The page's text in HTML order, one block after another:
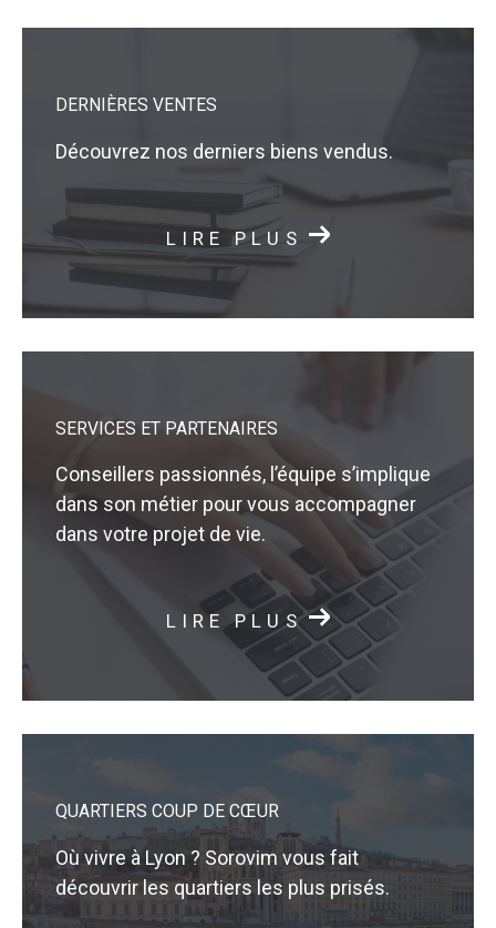
DERNIÈRES VENTES
Découvrez nos derniers biens vendus.
LIRE PLUS
SERVICES ET PARTENAIRES
Conseillers passionnés, l’équipe s’implique
dans son métier pour vous accompagner
dans votre projet de vie.
LIRE PLUS
QUARTIERS COUP DE CŒUR
Où vivre à Lyon ? Sorovim vous fait
découvrir les quartiers les plus prisés.